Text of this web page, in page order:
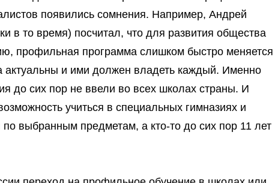
появились сомнения. Например, Андрей
в то время) посчитал, что для развития общества
профильная программа слишком быстро меняется
актуальны и ими должен владеть каждый. Именно
до сих пор не ввели во всех школах страны. И
учиться в специальных гимназиях и
выбранным предметам, а кто-то до сих пор 11 лет